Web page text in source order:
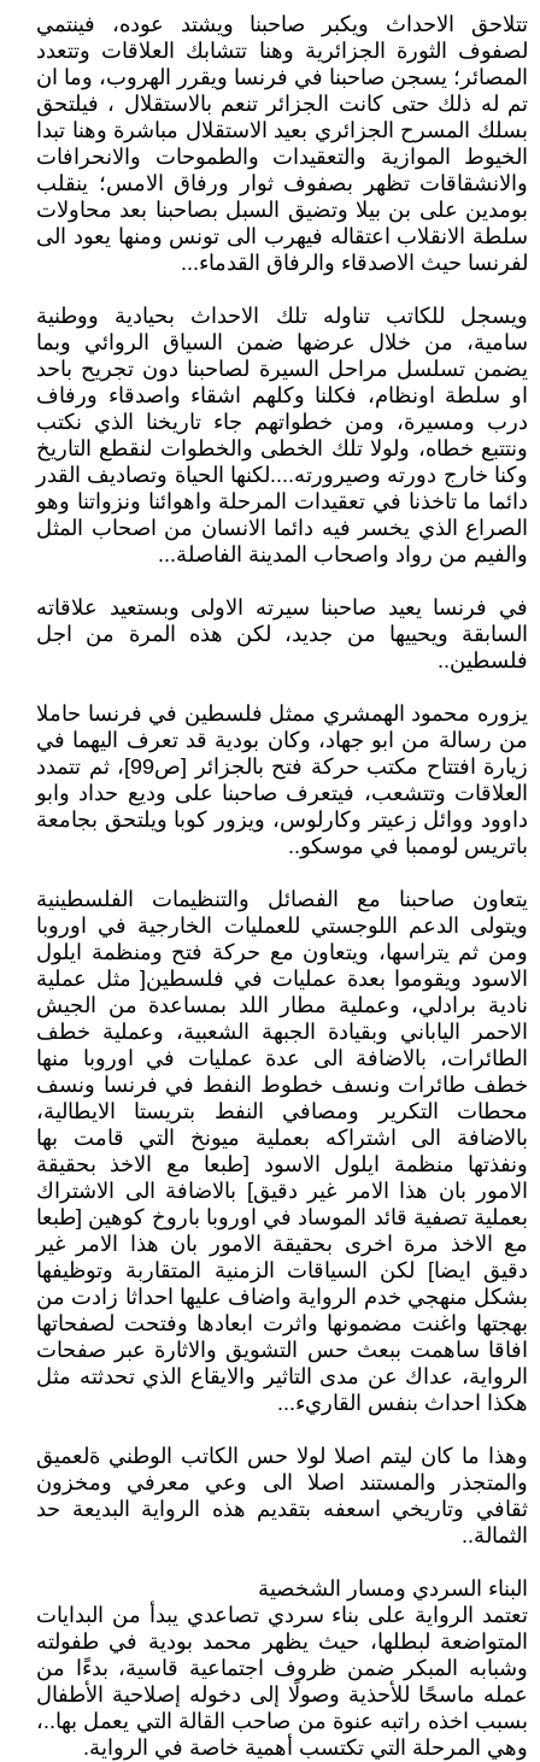
تتلاحق الاحداث ويكبر صاحبنا ويشتد عوده، فينتمي
لصفوف الثورة الجزائرية وهنا تتشابك العلاقات وتتعدد
المصائر؛ يسجن صاحبنا في فرنسا ويقرر الهروب، وما ان
تم له ذلك حتى كانت الجزائر تنعم بالاستقلال ، فيلتحق
بسلك المسرح الجزائري بعيد الاستقلال مباشرة وهنا تبدا
الخيوط الموازية والتعقيدات والطموحات والانحرافات
والانشقاقات تظهر بصفوف ثوار ورفاق الامس؛ ينقلب
بومدين على بن بيلا وتضيق السبل بصاحبنا بعد محاولات
سلطة الانقلاب اعتقاله فيهرب الى تونس ومنها يعود الى
لفرنسا حيث الاصدقاء والرفاق القدماء...
ويسجل للكاتب تناوله تلك الاحداث بحيادية ووطنية
سامية، من خلال عرضها ضمن السياق الروائي وبما
يضمن تسلسل مراحل السيرة لصاحبنا دون تجريح باحد
او سلطة اونظام، فكلنا وكلهم اشقاء واصدقاء ورفاف
درب ومسيرة، ومن خطواتهم جاء تاريخنا الذي نكتب
ونتتبع خطاه، ولولا تلك الخطى والخطوات لنقطع التاريخ
وكنا خارج دورته وصيرورته....لكنها الحياة وتصاديف القدر
دائما ما تاخذنا في تعقيدات المرحلة واهوائنا ونزواتنا وهو
الصراع الذي يخسر فيه دائما الانسان من اصحاب المثل
والفيم من رواد واصحاب المدينة الفاصلة...
في فرنسا يعيد صاحبنا سيرته الاولى وبستعيد علاقاته
السابقة ويحييها من جديد، لكن هذه المرة من اجل
فلسطين..
يزوره محمود الهمشري ممثل فلسطين في فرنسا حاملا
من رسالة من ابو جهاد، وكان بودية قد تعرف اليهما في
زيارة افتتاح مكتب حركة فتح بالجزائر [ص99]، ثم تتمدد
العلاقات وتتشعب، فيتعرف صاحبنا على وديع حداد وابو
داوود ووائل زعيتر وكارلوس، ويزور كوبا ويلتحق بجامعة
باتريس لوممبا في موسكو..
يتعاون صاحبنا مع الفصائل والتنظيمات الفلسطينية
ويتولى الدعم اللوجستي للعمليات الخارجية في اوروبا
ومن ثم يتراسها، ويتعاون مع حركة فتح ومنظمة ايلول
الاسود ويقوموا بعدة عمليات في فلسطين[ مثل عملية
نادية برادلي، وعملية مطار اللد بمساعدة من الجيش
الاحمر الياباني وبقيادة الجبهة الشعبية، وعملية خطف
الطائرات، بالاضافة الى عدة عمليات في اوروبا منها
خطف طائرات ونسف خطوط النفط في فرنسا ونسف
محطات التكرير ومصافي النفط بتريستا الايطالية،
بالاضافة الى اشتراكه بعملية ميونخ التي قامت بها
ونفذتها منظمة ايلول الاسود [طبعا مع الاخذ بحقيقة
الامور بان هذا الامر غير دقيق] بالاضافة الى الاشتراك
بعملية تصفية قائد الموساد في اوروبا باروخ كوهين [طبعا
مع الاخذ مرة اخرى بحقيقة الامور بان هذا الامر غير
دقيق ايضا] لكن السياقات الزمنية المتقاربة وتوظيفها
بشكل منهجي خدم الرواية واضاف عليها احداثا زادت من
بهجتها واغنت مضمونها واثرت ابعادها وفتحت لصفحاتها
افاقا ساهمت ببعث حس التشويق والاثارة عبر صفحات
الرواية، عداك عن مدى التاثير والايقاع الذي تحدثته مثل
هكذا احداث بنفس القاريء...
وهذا ما كان ليتم اصلا لولا حس الكاتب الوطني ةلعميق
والمتجذر والمستند اصلا الى وعي معرفي ومخزون
ثقافي وتاريخي اسعفه بتقديم هذه الرواية البديعة حد
الثمالة..
البناء السردي ومسار الشخصية
تعتمد الرواية على بناء سردي تصاعدي يبدأ من البدايات
المتواضعة لبطلها، حيث يظهر محمد بودية في طفولته
وشبابه المبكر ضمن ظروف اجتماعية قاسية، بدءًا من
عمله ماسحًا للأحذية وصولًا إلى دخوله إصلاحية الأطفال
بسبب اخذه راتبه عنوة من صاحب القالة التي يعمل بها..،
وهي المرحلة التي تكتسب أهمية خاصة في الرواية.